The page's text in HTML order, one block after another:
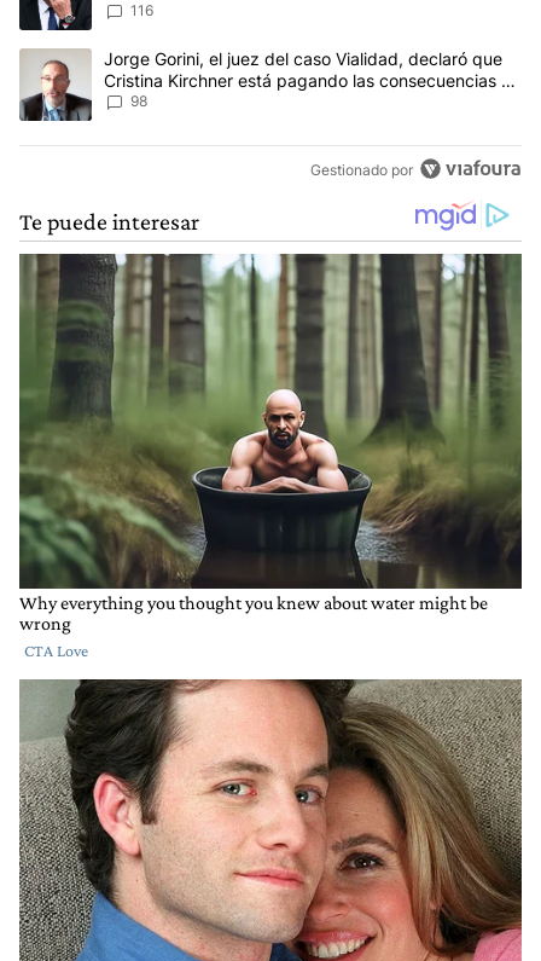
116
Un artículo de tendencia con el título "Jorge Gorini, el juez del
Jorge Gorini, el juez del caso Vialidad, declaró que
Cristina Kirchner está pagando las consecuencias de
cometer "un delito comprobado"
98
Gestionado por